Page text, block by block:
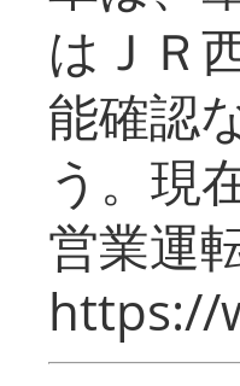
はＪＲ
能確認
う。現
営業運
https://